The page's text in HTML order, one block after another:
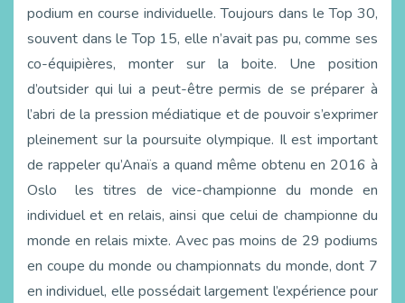
podium en course individuelle. Toujours dans le Top 30,
souvent dans le Top 15, elle n’avait pas pu, comme ses
co-équipières, monter sur la boite. Une position
d’outsider qui lui a peut-être permis de se préparer à
l’abri de la pression médiatique et de pouvoir s’exprimer
pleinement sur la poursuite olympique. Il est important
de rappeler qu’Anaïs a quand même obtenu en 2016 à
Oslo les titres de vice-championne du monde en
individuel et en relais, ainsi que celui de championne du
monde en relais mixte. Avec pas moins de 29 podiums
en coupe du monde ou championnats du monde, dont 7
en individuel, elle possédait largement l’expérience pour